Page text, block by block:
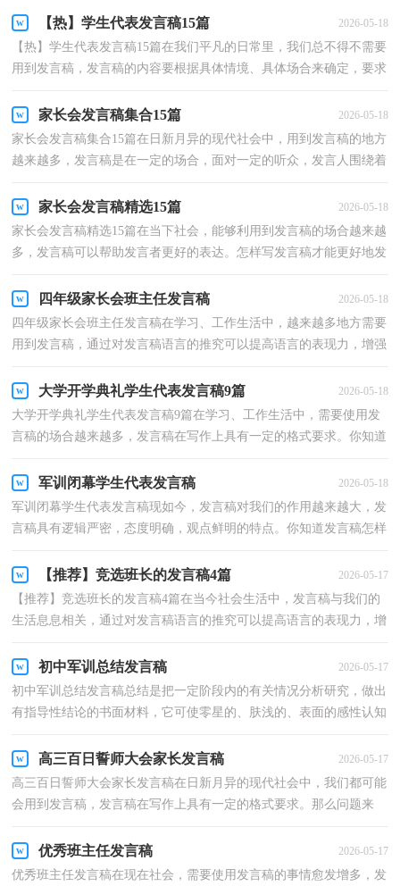
【热】学生代表发言稿15篇 2026-05-18
【热】学生代表发言稿15篇在我们平凡的日常里，我们总不得不需要
用到发言稿，发言稿的内容要根据具体情境、具体场合来确定，要求
家长会发言稿集合15篇 2026-05-18
家长会发言稿集合15篇在日新月异的现代社会中，用到发言稿的地方
越来越多，发言稿是在一定的场合，面对一定的听众，发言人围绕着
家长会发言稿精选15篇 2026-05-18
家长会发言稿精选15篇在当下社会，能够利用到发言稿的场合越来越
多，发言稿可以帮助发言者更好的表达。怎样写发言稿才能更好地发
四年级家长会班主任发言稿 2026-05-18
四年级家长会班主任发言稿在学习、工作生活中，越来越多地方需要
用到发言稿，通过对发言稿语言的推究可以提高语言的表现力，增强
大学开学典礼学生代表发言稿9篇 2026-05-18
大学开学典礼学生代表发言稿9篇在学习、工作生活中，需要使用发
言稿的场合越来越多，发言稿在写作上具有一定的格式要求。你知道
军训闭幕学生代表发言稿 2026-05-18
军训闭幕学生代表发言稿现如今，发言稿对我们的作用越来越大，发
言稿具有逻辑严密，态度明确，观点鲜明的特点。你知道发言稿怎样
【推荐】竞选班长的发言稿4篇 2026-05-17
【推荐】竞选班长的发言稿4篇在当今社会生活中，发言稿与我们的
生活息息相关，通过对发言稿语言的推究可以提高语言的表现力，增
初中军训总结发言稿 2026-05-17
初中军训总结发言稿总结是把一定阶段内的有关情况分析研究，做出
有指导性结论的书面材料，它可使零星的、肤浅的、表面的感性认知
高三百日誓师大会家长发言稿 2026-05-17
高三百日誓师大会家长发言稿在日新月异的现代社会中，我们都可能
会用到发言稿，发言稿在写作上具有一定的格式要求。那么问题来
优秀班主任发言稿 2026-05-17
优秀班主任发言稿在现在社会，需要使用发言稿的事情愈发增多，发